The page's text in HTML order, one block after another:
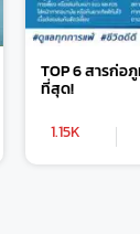
TOP 6 สารก่
ที่สุด!
1.15K